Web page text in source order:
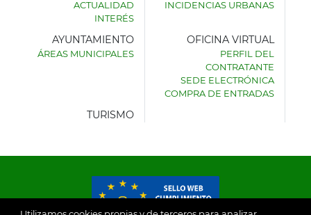
AYUNTAMIENTO
ACTUALIDAD
INTERÉS
INCIDENCIAS URBANAS
AYUNTAMIENTO
ÁREAS MUNICIPALES
OFICINA VIRTUAL
PERFIL DEL
CONTRATANTE
SEDE ELECTRÓNICA
COMPRA DE ENTRADAS
TURISMO